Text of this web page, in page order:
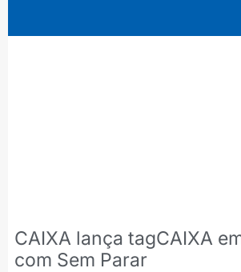
CAIXA lança tagCAIXA
com Sem Parar